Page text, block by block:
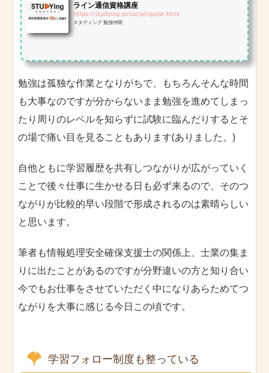
ライン通信資格講座
https://studying.jp/social/guide.html
スタディング 勉強仲間
勉強は孤独な作業となりがちで、もちろんそんな時間
も大事なのですが分からないまま勉強を進めてしまっ
たり周りのレベルを知らずに試験に臨んだりするとそ
の場で痛い目を見ることもあります(ありました。)
自他ともに学習履歴を共有しつながりが広がっていく
ことで後々仕事に生かせる日も必ず来るので、そのつ
ながりが比較的早い段階で形成されるのは素晴らしい
と思います。
筆者も情報処理安全確保支援士の関係上、士業の集ま
りに出たことがあるのですが分野違いの方と知り合い
今でもお仕事をさせていただく中になりあらためてつ
ながりを大事に感じる今日この頃です。
学習フォロー制度も整っている